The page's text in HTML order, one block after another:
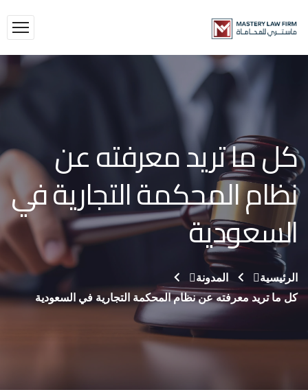
كل ما تريد معرفته عن
نظام المحكمة التجارية في
السعودية
الرئيسية
المدونة
كل ما تريد معرفته عن نظام المحكمة التجارية في السعودية